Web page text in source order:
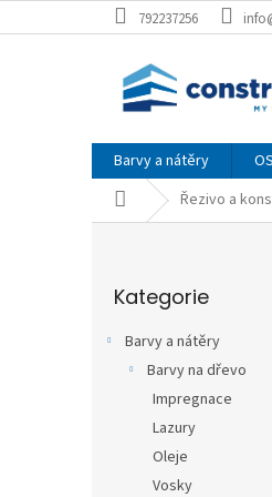
na
792237256
Barvy a nátěry
Domů Řezivo a
kategorie
Kategorie
Barvy a nátěry
Barvy na dřevo
Impregnace
Lazury
Oleje
Vosky